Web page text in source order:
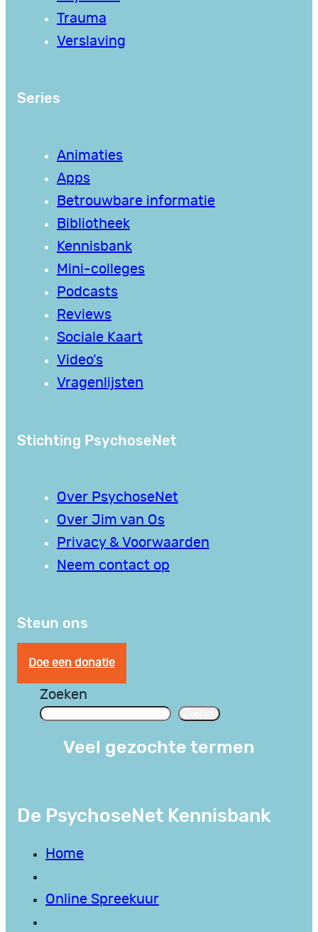
Trauma
Verslaving
Series
Animaties
Apps
Betrouwbare informatie
Bibliotheek
Kennisbank
Mini-colleges
Podcasts
Reviews
Sociale Kaart
Video’s
Vragenlijsten
Stichting PsychoseNet
Over PsychoseNet
Over Jim van Os
Privacy & Voorwaarden
Neem contact op
Steun ons
Doe een donatie
Zoeken
Veel gezochte termen
De PsychoseNet Kennisbank
Home
Online Spreekuur